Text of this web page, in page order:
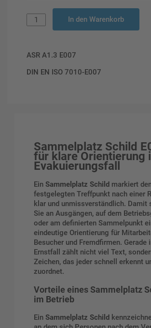
In den Warenkorb
ASR A1.3 E007
DIN EN ISO 7010-E007
Sammelplatz Schild
für klare Orientierung
Evakuierungsfall
Ein Sammelplatz Schild markiert
festgelegten Treffpunkt nach einer
klar und unmissverständlich. Damit
Sie an Ausgängen, auf dem
oder am definierten Sammelpunkt
eindeutige Orientierung für
Besucher und Fremdfirmen. Gerade
Ernstfall zählt nicht viel Text,
Zeichen, das jeder schnell erkennt
zuordnet.
Vorteile eines Sammelplatz
im Betrieb
Ein Sammelplatz Schild